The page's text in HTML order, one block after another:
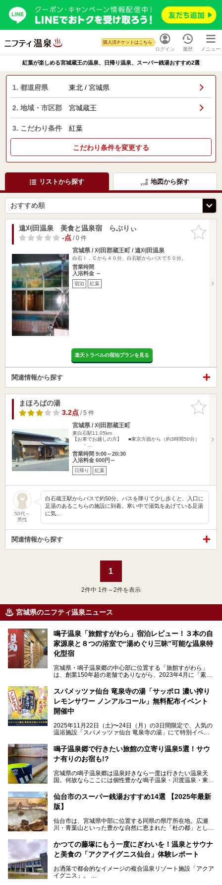
ログイン
購入済チケットはこちら
履歴 メニュー
紅葉が楽しめる宮城蔵王の温泉、日帰り温泉、スーパー銭湯おすすめ2選
1. 都道府県 東北 / 宮城県
2. 地域・市区郡 宮城蔵王
3. こだわり条件 紅葉
こだわり条件を変更する
リストから探す 地図から探す
お気に入
りに追加
遠刈田温泉 美食と温泉宿 らぶりぃ
-点/ 0 件
宮城県 / 刈田郡蔵王町 / 遠刈田温泉
白石Ｉ．Ｃから４０分、白石駅からバスで５０分。
営業時間
入浴料金 ～
宿泊 紅葉
楽天トラベルの宿泊プランを見る
関連情報から探す
お気に入
りに追加
まほろばの湯
3.2点/ 5 件
宮城県 / 刈田郡蔵王町
東白石駅11.05km
【お車でお越しの方】 ■東京方面から（約3時間50分）
・…
営業時間 9:00～20:30
入浴料金 600円～
日帰り 紅葉
50代～
男性
白石蔵王駅からバスで約50分。バスを降りて少し歩くと、入口に
足湯のあるこちらの施設に到着。寒い中で湯気をあげている足湯
に気…
関連情報から探す
1
2件中 1件～2件を表示
宮城県のニフティ温泉ニュース
鳴子温泉「旅館すがわら」宿泊レビュー！３本の自
家源泉と８つの浴室で“湯めぐり三昧”可能な温泉特
化型宿
宮城県・鳴子温泉郷の中心部に位置する「旅館すがわら」
は、創業150年超の老舗でありながら、2023年4月に「素泊
を利用したサウナも新設され、温泉ファン・サウナ―双方に
注目のスポットです。
特筆すべきは、館内で完結する圧倒的な「湯めぐり」のバリ
エーション。“温泉のデパート”・“東の横綱”と称される鳴子
温泉郷の中でも、3本の異なる自家源泉を使い分けるその実
力は折り紙付き。実際に宿泊した筆者が、“温泉”を中心にそ
の全貌を詳細レビューします！
スパメッツァ仙台 竜泉寺の湯「サッポロ 濃い搾り
レモンサワー ノンアルコール」無料配布イベント
開催中
2025年11月22日（土)〜24日（月）の3日間限定で、人気の
温浴施設「スパメッツァ仙台 竜泉寺の湯」にて特別イベン
「サッポロ 濃い搾りレモンサワー ノンアルコール」を無料
配布します。さらにSNS投稿で「サッポロ 濃い搾りグレフ
ルサワー ノンアルコール」もプレゼント。湯上がりにぴっ
ー
提供元：サッポロビール【PR】
鳴子温泉郷で行きたい旅館の立寄り温泉5選！サウ
ナ有りのお宿も!?
宮城県の鳴子温泉郷は温泉好きなら一度は行きたい温泉天
国。何故ならここには個性豊かな鳴子温泉・川渡温泉・東鳴
硫黄泉、塩化物泉、硫酸塩泉、炭酸水素塩泉などと多様な泉
質がそろっているからです。
の旅館・ホテルも立ち寄り入浴に門戸を開いてくれていま
す。
今回はそんな旅館の中から、おすすめしたい5ヶ所の温泉を
セレクトしてみました。うち3ヶ所はサウナも楽しめます。
仙台市のスーパー銭湯おすすめ14選 【2025年最新
版】
仙台市は、宮城県中部に位置する同県の県庁所在地。広瀬
川・青葉山といった豊かな自然に恵まれた「杜の都」として
人気です。新幹線を使えば都心から1時間30分とアクセスも
よく、気軽に訪れやすい地方都市の1つです。
仙台牛タンなどを堪能するグルメ旅や、スポーツ観戦の遠征
時などに利用しやすい温浴施設がたくさんありますよ。
かつての藤塚にもう一度にぎわいを！温泉とサウナ
と美食の「アクアイグニス仙台」体験レポート
お洒落で都会的なイメージの複合温泉リゾート施設「アクア
イグニス」。